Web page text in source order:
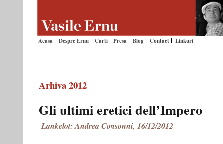
Acasa Despre Ernu Carti Presa Blog Contact Linkuri
Arhiva 2012
Gli ultimi eretici dell’Impero
Lankelot: Andrea Consonni, 16/12/2012